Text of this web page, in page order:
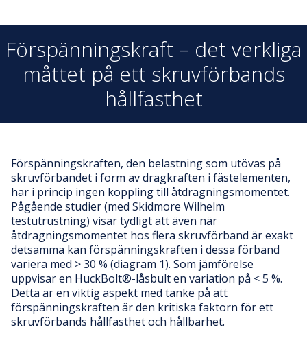
Förspänningskraft – det verkliga
måttet på ett skruvförbands
hållfasthet
Förspänningskraften, den belastning som utövas på
skruvförbandet i form av dragkraften i fästelementen,
har i princip ingen koppling till åtdragningsmomentet.
Pågående studier (med Skidmore Wilhelm
testutrustning) visar tydligt att även när
åtdragningsmomentet hos flera skruvförband är exakt
detsamma kan förspänningskraften i dessa förband
variera med > 30 % (diagram 1). Som jämförelse
uppvisar en HuckBolt®-låsbult en variation på < 5 %.
Detta är en viktig aspekt med tanke på att
förspänningskraften är den kritiska faktorn för ett
skruvförbands hållfasthet och hållbarhet.